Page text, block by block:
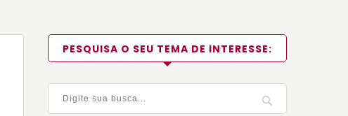
PESQUISA O SEU TEMA DE INTERESSE: